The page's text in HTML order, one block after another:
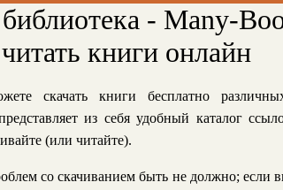
- Many-
книги онлайн
скачать книги бесплатно
из себя удобный каталог
(или читайте).
со скачиванием быть не должно; если